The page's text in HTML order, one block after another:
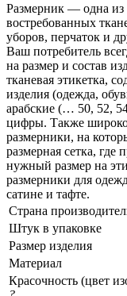
Размерник — одна из
востребованных
уборов, перчаток и
Ваш потребитель
на размер и состав
тканевая этикетка,
изделия (одежда,
арабские (… 50, 52,
цифры. Также широко
размерники, на
размерная сетка, где
нужный размер на
размерники для
сатине и тафте.
Страна
Штук в упаковке
Размер изделия
Материал
Красочность (цвет